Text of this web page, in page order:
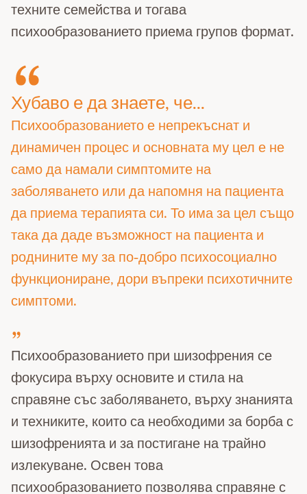
техните семейства и тогава
психообразованието приема групов формат.
Хубаво е да знаете, че...
Психообразованието е непрекъснат и
динамичен процес и основната му цел е не
само да намали симптомите на
заболяването или да напомня на пациента
да приема терапията си. То има за цел също
така да даде възможност на пациента и
роднините му за по-добро психосоциално
функциониране, дори въпреки психотичните
симптоми.
Психообразованието при шизофрения се
фокусира върху основите и стила на
справяне със заболяването, върху знанията
и техниките, които са необходими за борба с
шизофренията и за постигане на трайно
излекуване. Освен това
психообразованието позволява справяне с